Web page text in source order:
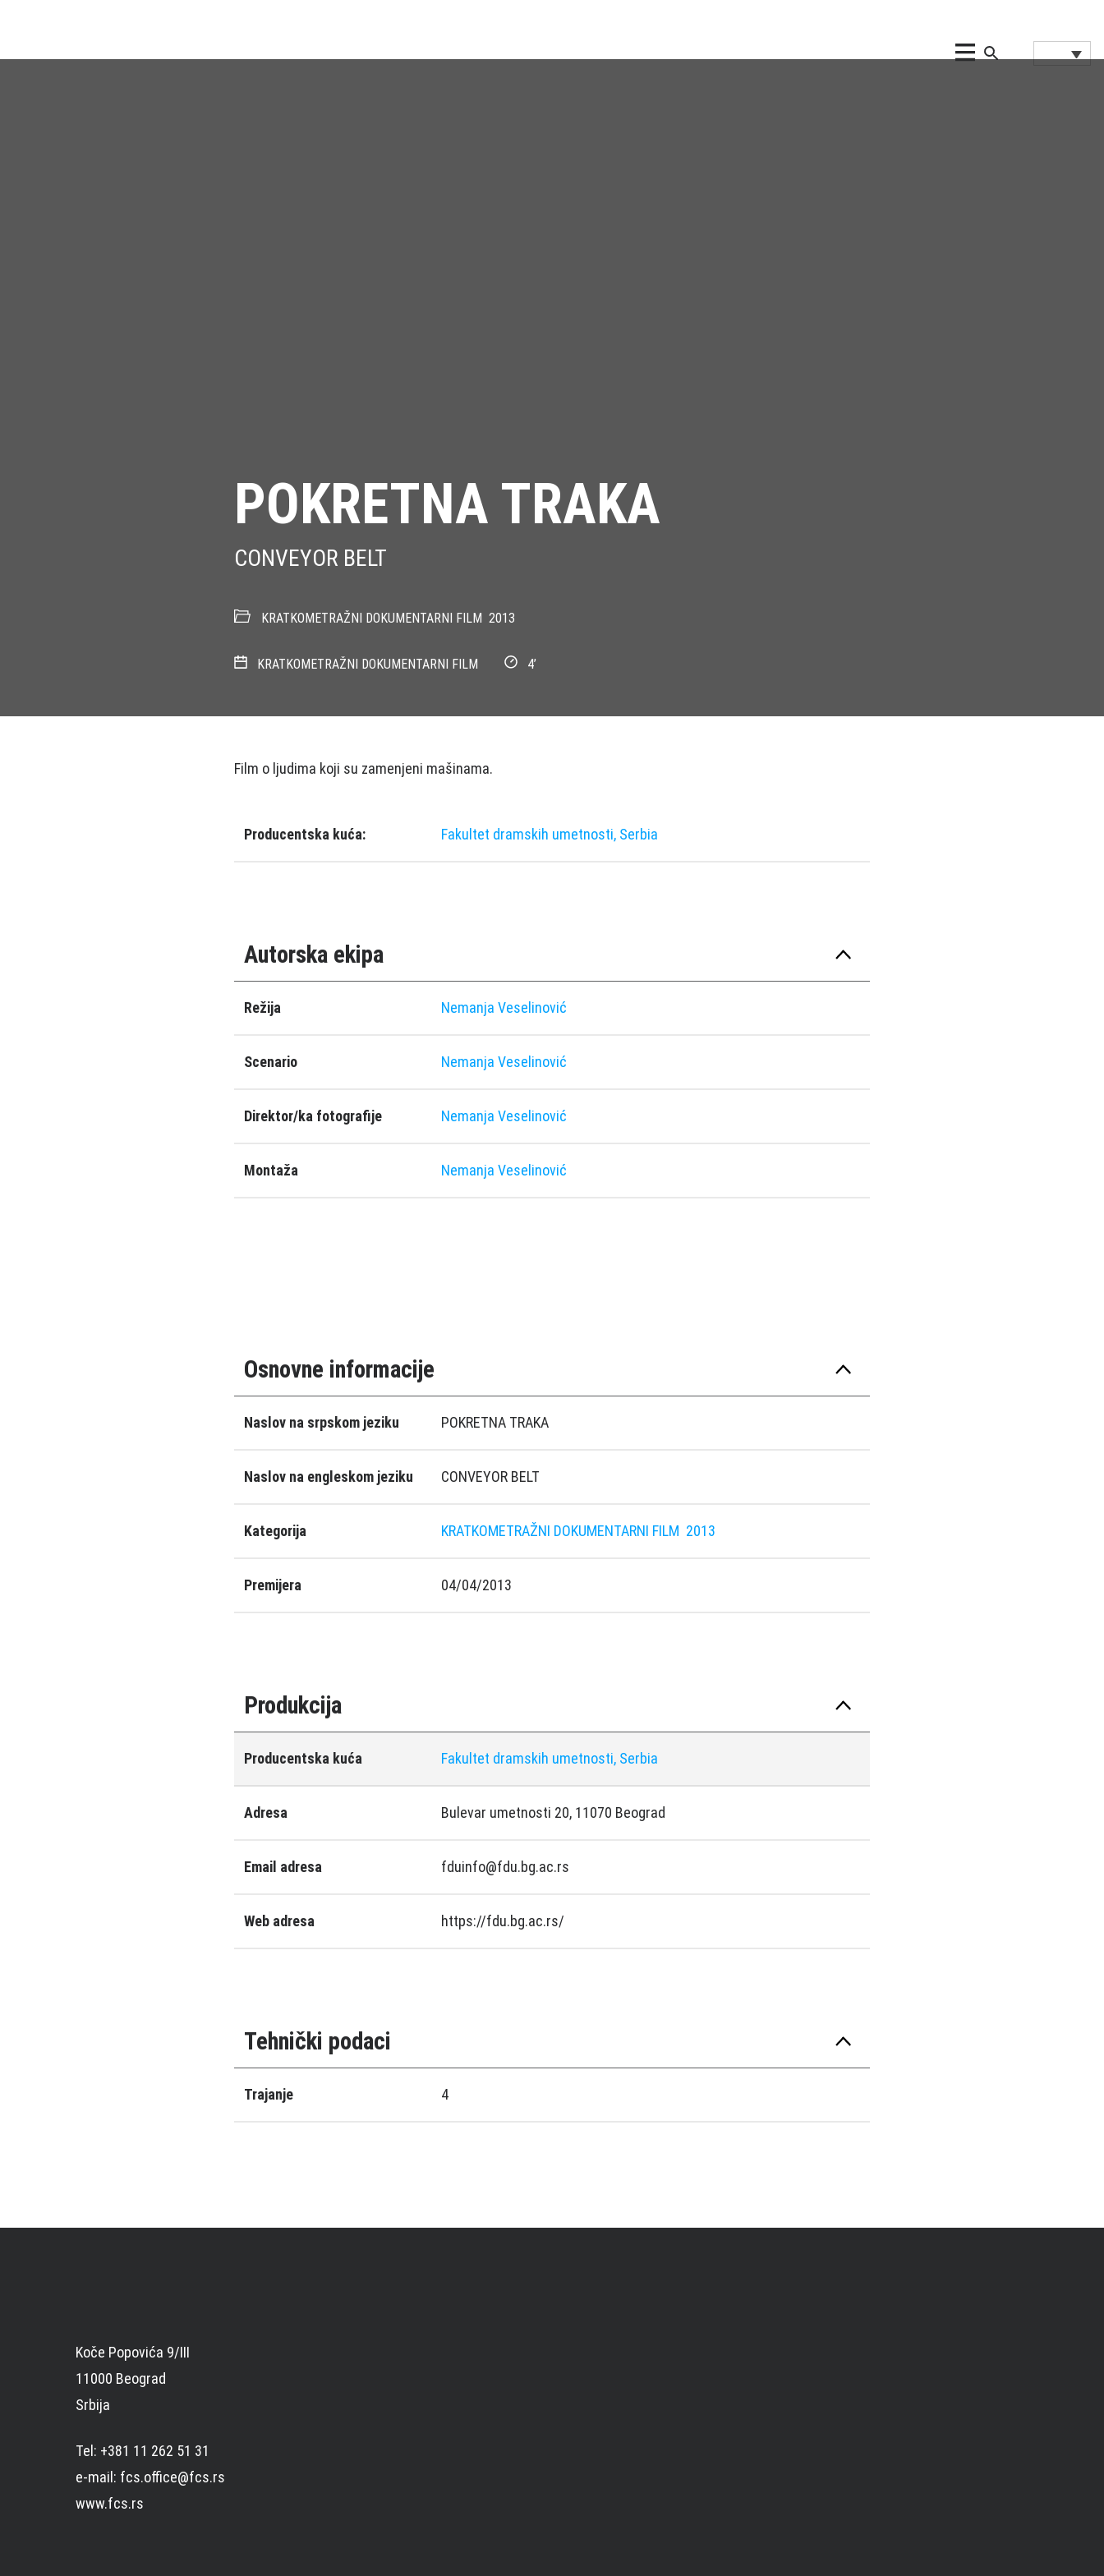
POKRETNA TRAKA
CONVEYOR BELT
KRATKOMETRAŽNI DOKUMENTARNI FILM 2013
KRATKOMETRAŽNI DOKUMENTARNI FILM 4’
Film o ljudimа koji su zаmenjeni mаšinаmа.
Producentska kuća: Fakultet dramskih umetnosti, Serbia
Autorska ekipa
Režija Nemanja Veselinović
Scenario Nemanja Veselinović
Direktor/ka fotografije Nemanja Veselinović
Montaža Nemanja Veselinović
Osnovne informacije
Naslov na srpskom jeziku POKRETNA TRAKA
Naslov na engleskom jeziku CONVEYOR BELT
Kategorija KRATKOMETRAŽNI DOKUMENTARNI FILM 2013
Premijera 04/04/2013
Produkcija
Producentska kuća Fakultet dramskih umetnosti, Serbia
Adresa Bulevar umetnosti 20, 11070 Beograd
Email adresa fduinfo@fdu.bg.ac.rs
Web adresa https://fdu.bg.ac.rs/
Tehnički podaci
Trajanje 4
Koče Popovića 9/III
11000 Beograd
Srbija
Tel: +381 11 262 51 31
e-mail: fcs.office@fcs.rs
www.fcs.rs